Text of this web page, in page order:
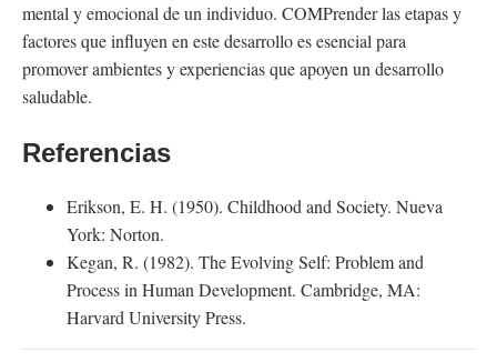
mental y emocional de un individuo. COMPrender las etapas y
factores que influyen en este desarrollo es esencial para
promover ambientes y experiencias que apoyen un desarrollo
saludable.
Referencias
Erikson, E. H. (1950). Childhood and Society. Nueva
York: Norton.
Kegan, R. (1982). The Evolving Self: Problem and
Process in Human Development. Cambridge, MA:
Harvard University Press.